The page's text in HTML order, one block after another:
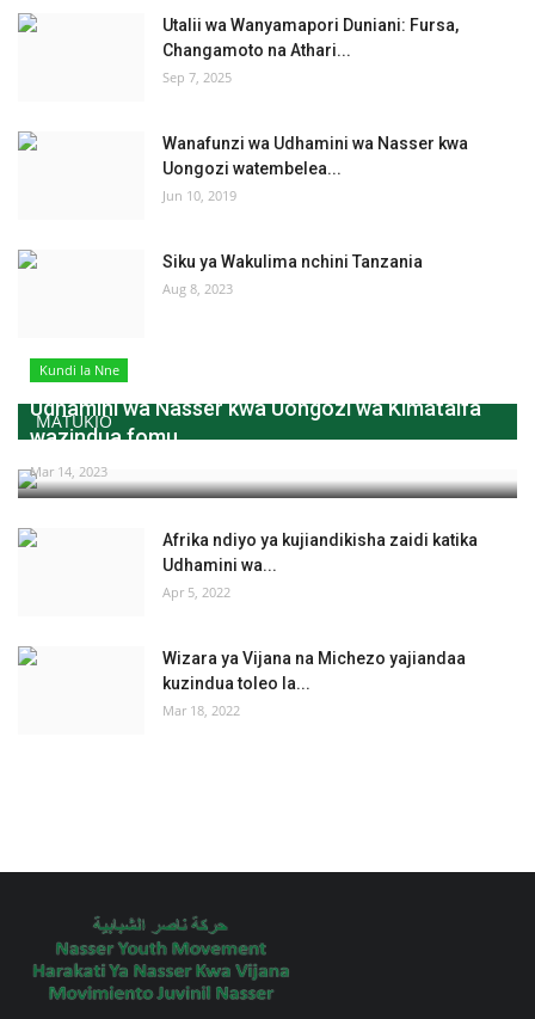
Utalii wa Wanyamapori Duniani: Fursa,
Changamoto na Athari...
Sep 7, 2025
Wanafunzi wa Udhamini wa Nasser kwa
Uongozi watembelea...
Jun 10, 2019
Siku ya Wakulima nchini Tanzania
Aug 8, 2023
MATUKIO
Kundi la Nne
Udhamini wa Nasser kwa Uongozi wa Kimataifa
wazindua fomu...
Mar 14, 2023
Afrika ndiyo ya kujiandikisha zaidi katika
Udhamini wa...
Apr 5, 2022
Wizara ya Vijana na Michezo yajiandaa
kuzindua toleo la...
Mar 18, 2022